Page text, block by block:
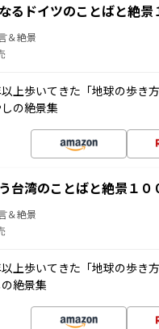
るドイツのことばと絶景
＆絶景
上歩いてきた「地球の歩き
の絶景集
台湾のことばと絶景１０
＆絶景
上歩いてきた「地球の歩き
絶景集